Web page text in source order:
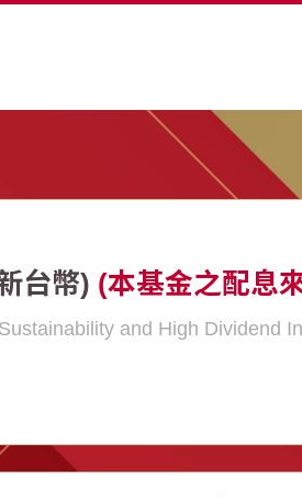
台幣) (本基金之配息
and High Dividend